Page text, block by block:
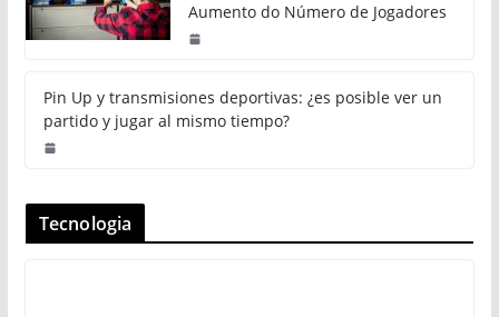
Aumento do Número de Jogadores
Pin Up y transmisiones deportivas: ¿es posible ver un
partido y jugar al mismo tiempo?
Tecnologia